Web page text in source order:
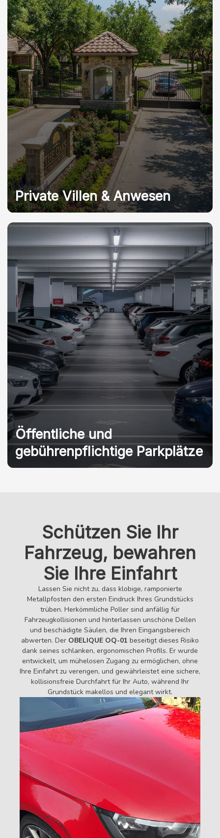
Private Villen & Anwesen
Öffentliche und
gebührenpflichtige Parkplätze
Schützen Sie Ihr
Fahrzeug, bewahren
Sie Ihre Einfahrt
Lassen Sie nicht zu, dass klobige, ramponierte
Metallpfosten den ersten Eindruck Ihres Grundstücks
trüben. Herkömmliche Poller sind anfällig für
Fahrzeugkollisionen und hinterlassen unschöne Dellen
und beschädigte Säulen, die Ihren Eingangsbereich
abwerten. Der OBELIQUE OQ-01 beseitigt dieses Risiko
dank seines schlanken, ergonomischen Profils. Er wurde
entwickelt, um mühelosen Zugang zu ermöglichen, ohne
Ihre Einfahrt zu verengen, und gewährleistet eine sichere,
kollisionsfreie Durchfahrt für Ihr Auto, während Ihr
Grundstück makellos und elegant wirkt.